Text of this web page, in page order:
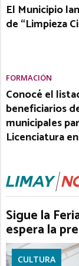
El Municipio
de “Limpieza
FORMACIÓN
Conocé el
beneficiarios
municipales
Licenciatura
Sigue la
espera la
CULTURA